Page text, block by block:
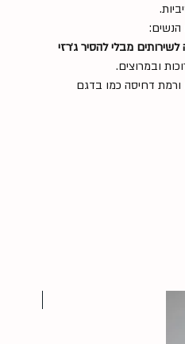
מבלי להסיר ג׳רזי
ובמרוצים.
ורמת דחיסה כמו בדגם